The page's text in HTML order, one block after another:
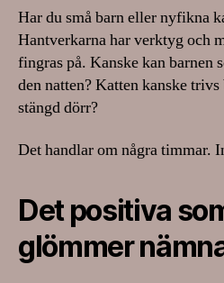
Har du små barn eller nyfikna
Hantverkarna har verktyg och
fingras på. Kanske kan barnen
den natten? Katten kanske
stängd dörr?
Det handlar om några timmar.
Det positiva
glömmer